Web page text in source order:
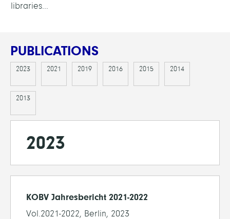
libraries...
PUBLICATIONS
2023 2021 2019 2016 2015 2014
2013
2023
KOBV Jahresbericht 2021-2022
Vol.2021-2022, Berlin, 2023